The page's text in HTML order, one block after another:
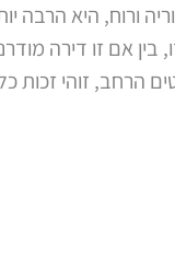
ורוח, היא
בין אם זו דירה
זוהי זכות